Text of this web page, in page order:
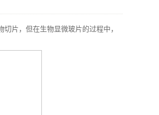
片，但在生物显微玻片的过程中，